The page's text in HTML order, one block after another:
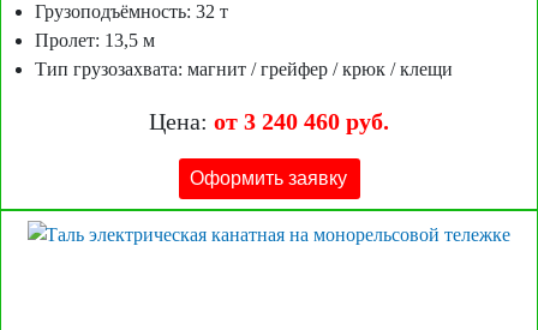
Грузоподъёмность: 32 т
Пролет: 13,5 м
Тип грузозахвата: магнит / грейфер / крюк / клещи
Цена: от 3 240 460 руб.
Оформить заявку